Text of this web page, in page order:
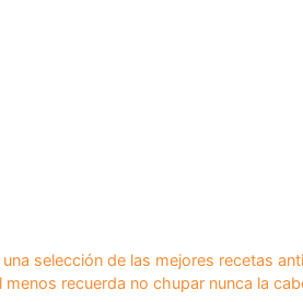
selección de las mejores recetas
recuerda no chupar nunca la